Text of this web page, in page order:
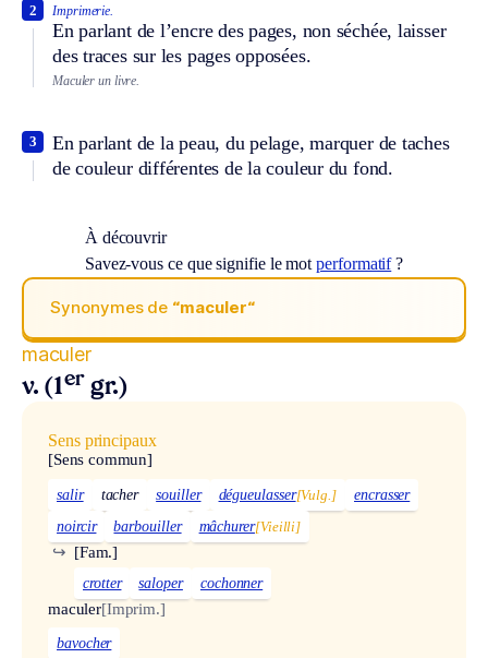
Imprimerie.
En parlant de l’encre des pages, non séchée, laisser
des traces sur les pages opposées.
2
Maculer un livre.
En parlant de la peau, du pelage, marquer de taches
de couleur différentes de la couleur du fond.
3
À découvrir
Savez-vous ce que signifie le motperformatif?
Synonymes de “maculer“
maculer
v. (1er gr.)
Sens principaux
[Sens commun]
salir tacher souiller dégueulasser[Vulg.]
encrasser
noircir
barbouiller mâchurer[Vieilli]
[Fam.]
↪
crotter saloper cochonner
maculer[Imprim.]
bavocher